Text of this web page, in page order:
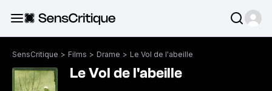
SensCritique > Films > Drame > Le Vol de l'abeille
Le Vol de l'abeille